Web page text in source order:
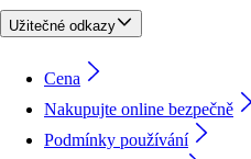
Užitečné odkazy
Cena
Nakupujte online bezpečně
Podmínky používání